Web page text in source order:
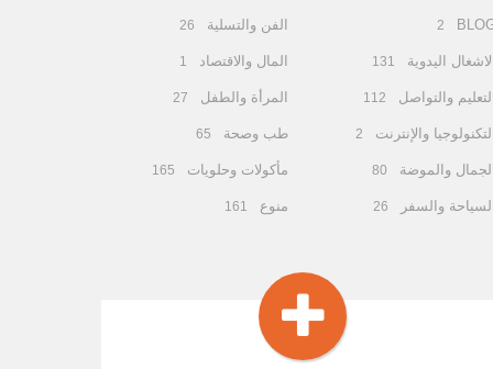
2
الاشغال اليدوية 131
التعليم والتواصل 112
التكنولوجيا والإنترنت 2
الجمال والموضة 80
السياحة والسفر 26
الفن والتسلية 26
المال والاقتصاد 1
المرأة والطفل 27
طب وصحة 65
مأكولات وحلويات 165
منوع 161